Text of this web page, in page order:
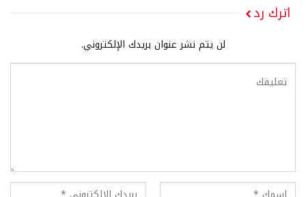
اترك رد
لن يتم نشر عنوان بريدك الإلكتروني.